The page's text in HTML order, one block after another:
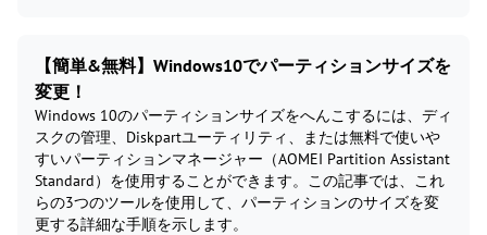
【簡単&無料】Windows10でパーティションサイズを
変更！
Windows 10のパーティションサイズをへんこするには、ディ
スクの管理、Diskpartユーティリティ、または無料で使いや
すいパーティションマネージャー（AOMEI Partition Assistant
Standard）を使用することができます。この記事では、これ
らの3つのツールを使用して、パーティションのサイズを変
更する詳細な手順を示します。